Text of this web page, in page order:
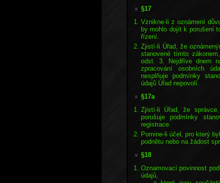
§17
Vznikne-li z oznámení
by mohlo dojít k porušení
řízení.
Zjistí-li Úřad, že
stanovené tímto
odst. 3. Nejdříve dnem
zpracování osobních
nesplňuje podmínky
údajů Úřad nepovolí.
§17a
Zjistí-li Úřad, že
porušuje podmínky
registrace.
Pomine-li účel, pro který
podnětu nebo na žádost
§18
Oznamovací povinnost
údajů,